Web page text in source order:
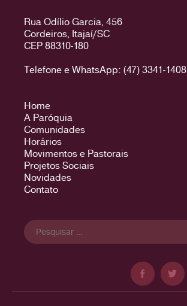
Rua Odílio Garcia, 456
Cordeiros, Itajaí/SC
CEP 88310-180
Telefone e WhatsApp: (47) 3341-1408
Home
A Paróquia
Comunidades
Horários
Movimentos e Pastorais
Projetos Sociais
Novidades
Contato
Pesquisar
por: